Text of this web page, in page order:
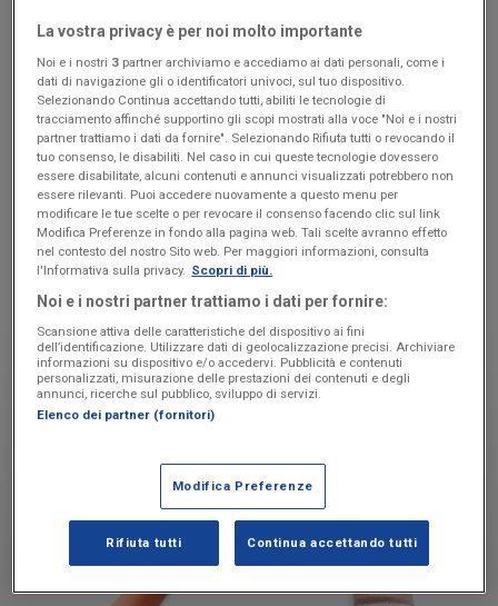
Commercialista connesso
Il tuo commercialista può accedere gratis a Fatture in Cloud
e scaricare le tue fatture, per registrarle subito in contabilità
ed evitare brutte sorprese a fine anno. Inoltre può caricare i
tuoi F24 all’interno di Fatture in Cloud, così da averli sempre
a portata di mano.
La vostra privacy è per noi molto importante
Noi e i nostri 3 partner archiviamo e accediamo ai dati personali, come i
dati di navigazione gli o identificatori univoci, sul tuo dispositivo.
Selezionando Continua accettando tutti, abiliti le tecnologie di
tracciamento affinché supportino gli scopi mostrati alla voce "Noi e i nostri
partner trattiamo i dati da fornire". Selezionando Rifiuta tutti o revocando il
tuo consenso, le disabiliti. Nel caso in cui queste tecnologie dovessero
essere disabilitate, alcuni contenuti e annunci visualizzati potrebbero non
essere rilevanti. Puoi accedere nuovamente a questo menu per
modificare le tue scelte o per revocare il consenso facendo clic sul link
Modifica Preferenze in fondo alla pagina web. Tali scelte avranno effetto
nel contesto del nostro Sito web. Per maggiori informazioni, consulta
l'Informativa sulla privacy. Scopri di più.
Noi e i nostri partner trattiamo i dati per fornire:
Scansione attiva delle caratteristiche del dispositivo ai fini
dell’identificazione. Utilizzare dati di geolocalizzazione precisi. Archiviare
informazioni su dispositivo e/o accedervi. Pubblicità e contenuti
personalizzati, misurazione delle prestazioni dei contenuti e degli
annunci, ricerche sul pubblico, sviluppo di servizi.
Elenco dei partner (fornitori)
Modifica Preferenze
Rifiuta tutti Continua accettando tutti